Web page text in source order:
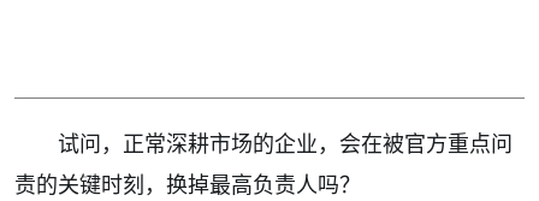
试问，正常深耕市场的企业，会在被官方重点问
责的关键时刻，换掉最高负责人吗？